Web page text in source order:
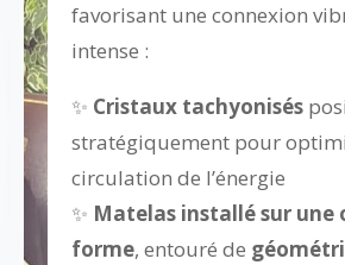
favorisant une connexion
intense :
✨ Cristaux tachyonisés
stratégiquement pour
circulation de l’énergie
✨ Matelas installé sur une
forme, entouré de